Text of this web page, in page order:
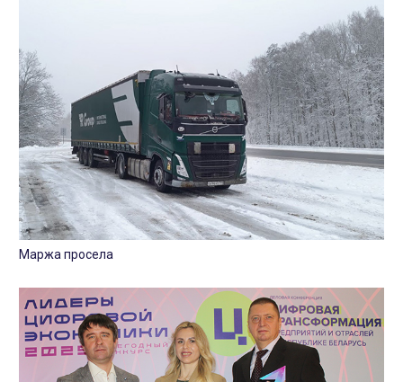
Маржа просела